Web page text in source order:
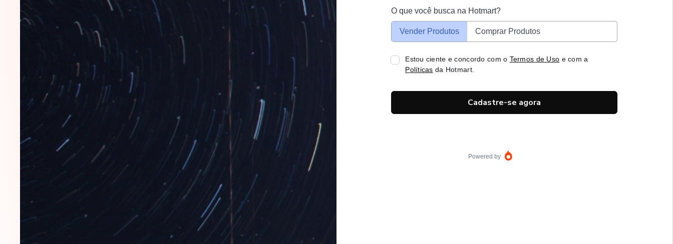
O que você busca na Hotmart?
Vender Produtos Comprar Produtos
Estou ciente e concordo com o Termos de Uso e com a
Políticas da Hotmart.
Cadastre-se agora
Powered by